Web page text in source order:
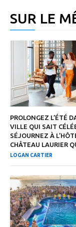
SUR LE
PROLONGEZ L’ÉTÉ
VILLE QUI SAIT
SÉJOURNEZ À
CHÂTEAU LAURIER
LOGAN CARTIER